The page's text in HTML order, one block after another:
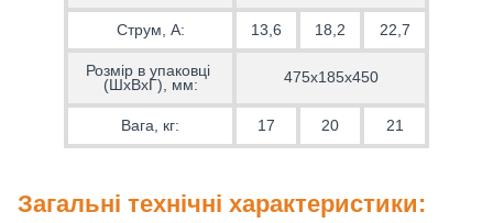
Струм, А: 13,6 18,2 22,7
Розмір в упаковці
(ШхВхГ), мм:
475x185x450
Вага, кг: 17 20 21
Загальні технічні характеристики: